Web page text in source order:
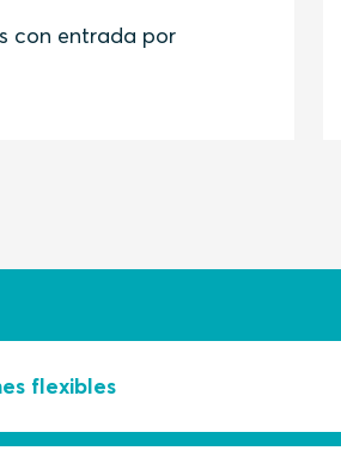
con entrada por
flexibles